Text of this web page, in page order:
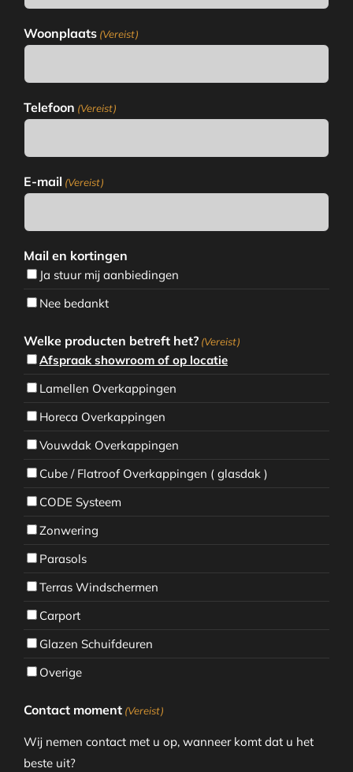
Woonplaats (Vereist)
Telefoon (Vereist)
E-mail (Vereist)
Mail en kortingen
Ja stuur mij aanbiedingen
Nee bedankt
Welke producten betreft het? (Vereist)
Afspraak showroom of op locatie
Lamellen Overkappingen
Horeca Overkappingen
Vouwdak Overkappingen
Cube / Flatroof Overkappingen ( glasdak )
CODE Systeem
Zonwering
Parasols
Terras Windschermen
Carport
Glazen Schuifdeuren
Overige
Contact moment (Vereist)
Wij nemen contact met u op, wanneer komt dat u het
beste uit?